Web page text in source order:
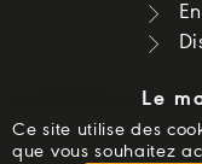
Le
Ce site utilise des
que vous souhaitez